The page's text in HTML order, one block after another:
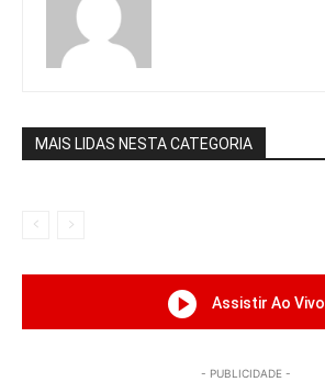
MAIS LIDAS NESTA CATEGORIA
Assistir Ao Vivo
- PUBLICIDADE -